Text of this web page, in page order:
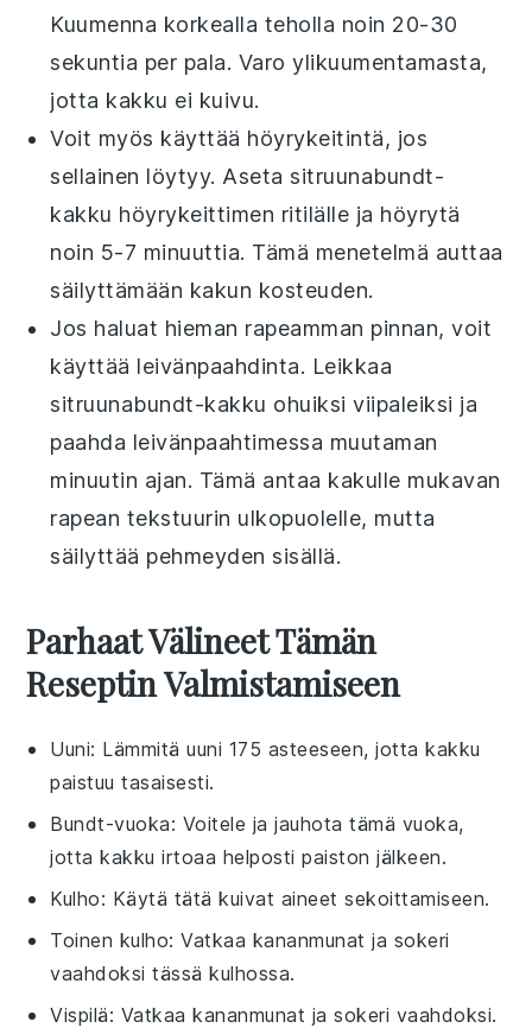
Kuumenna korkealla teholla noin 20-30
sekuntia per pala. Varo ylikuumentamasta,
jotta kakku ei kuivu.
Voit myös käyttää höyrykeitintä, jos
sellainen löytyy. Asetasitruunabundt-
kakku höyrykeittimen ritilälle ja höyrytä
noin 5-7 minuuttia. Tämä menetelmä auttaa
säilyttämään kakun kosteuden.
Jos haluat hieman rapeamman pinnan, voit
käyttää leivänpaahdinta. Leikkaa
sitruunabundt-kakku ohuiksi viipaleiksi ja
paahda leivänpaahtimessa muutaman
minuutin ajan. Tämä antaa kakulle mukavan
rapean tekstuurin ulkopuolelle, mutta
säilyttää pehmeyden sisällä.
Parhaat Välineet Tämän
Reseptin Valmistamiseen
Uuni: Lämmitä uuni 175 asteeseen, jotta kakku
paistuu tasaisesti.
Bundt-vuoka: Voitele ja jauhota tämä vuoka,
jotta kakku irtoaa helposti paiston jälkeen.
Kulho: Käytä tätä kuivat aineet sekoittamiseen.
Toinen kulho: Vatkaa kananmunat ja sokeri
vaahdoksi tässä kulhossa.
Vispilä: Vatkaa kananmunat ja sokeri vaahdoksi.